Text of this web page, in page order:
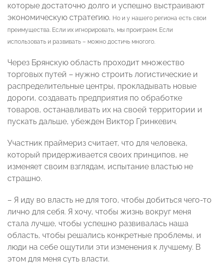
которые достаточно долго и успешно выстраивают
экономическую стратегию. Но и у нашего региона есть свои
преимущества. Если их игнорировать, мы проиграем. Если
использовать и развивать – можно достичь многого.
Через Брянскую область проходит множество
торговых путей – нужно строить логистические и
распределительные центры, прокладывать новые
дороги, создавать предприятия по обработке
товаров, останавливать их на своей территории и
пускать дальше, убежден Виктор Гринкевич.
Участник праймериз считает, что для человека,
который придерживается своих принципов, не
изменяет своим взглядам, испытание властью не
страшно.
– Я иду во власть не для того, чтобы добиться чего-то
лично для себя. Я хочу, чтобы жизнь вокруг меня
стала лучше, чтобы успешно развивалась наша
область, чтобы решались конкретные проблемы, и
люди на себе ощутили эти изменения к лучшему. В
этом для меня суть власти.